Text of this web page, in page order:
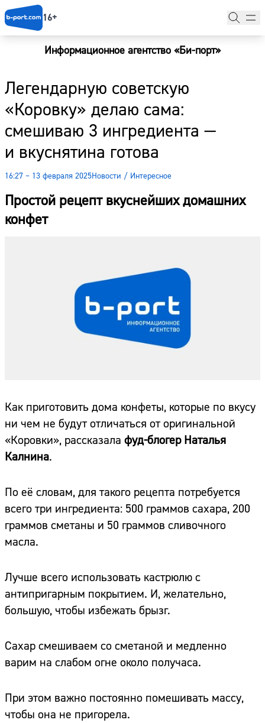
16+
Информационное агентство «Би-порт»
Легендарную советскую
«Коровку» делаю сама:
смешиваю 3 ингредиента —
и вкуснятина готова
16:27 – 13 февраля 2025Новости / Интересное
Простой рецепт вкуснейших домашних
конфет
Как приготовить дома конфеты, которые по вкусу
ни чем не будут отличаться от оригинальной
«Коровки», рассказала фуд-блогер Наталья
Калнина.
По её словам, для такого рецепта потребуется
всего три ингредиента: 500 граммов сахара, 200
граммов сметаны и 50 граммов сливочного
масла.
Лучше всего использовать кастрюлю с
антипригарным покрытием. И, желательно,
большую, чтобы избежать брызг.
Сахар смешиваем со сметаной и медленно
варим на слабом огне около получаса.
При этом важно постоянно помешивать массу,
чтобы она не пригорела.
Новости
Наши гости
Фоторепортажи
Погода
Курсы валют